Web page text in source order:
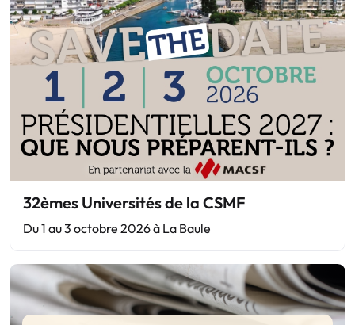
32èmes Universités de la CSMF
Du 1 au 3 octobre 2026 à La Baule